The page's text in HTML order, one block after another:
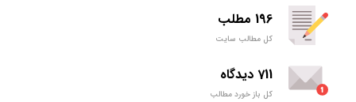
196 مطلب
کل مطالب سایت
711 دیدگاه
کل باز خورد مطالب